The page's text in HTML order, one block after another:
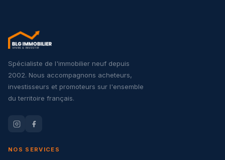
Spécialiste de l'immobilier neuf depuis
2002. Nous accompagnons acheteurs,
investisseurs et promoteurs sur l'ensemble
du territoire français.
NOS SERVICES